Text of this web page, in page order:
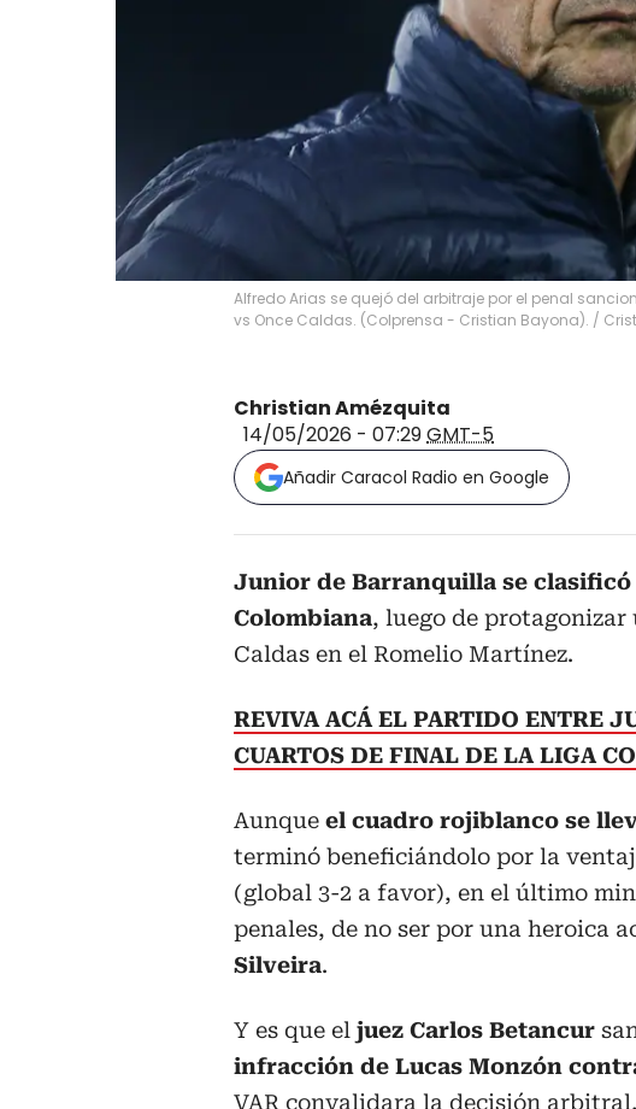
Alfredo Arias se quejó del arbitraje por el penal
vs Once Caldas. (Colprensa - Cristian Bayona). /
Christian Amézquita
14/05/2026 - 07:29GMT-5
Añadir Caracol Radio en Google
Junior de Barranquilla se clasificó
Colombiana, luego de
Caldas en el Romelio Martínez.
REVIVA ACÁ EL PARTIDO ENTRE
CUARTOS DE FINAL DE LA LIGA
Aunque el cuadro rojiblanco se
terminó beneficiándolo por la
(global 3-2 a favor), en el último
penales, de no ser por una heroica
Silveira.
Y es que el juez Carlos Betancur
infracción de Lucas Monzón
VAR convalidara la decisión